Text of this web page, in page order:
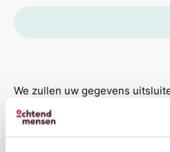
We zullen uw gegevens
communiceren over de